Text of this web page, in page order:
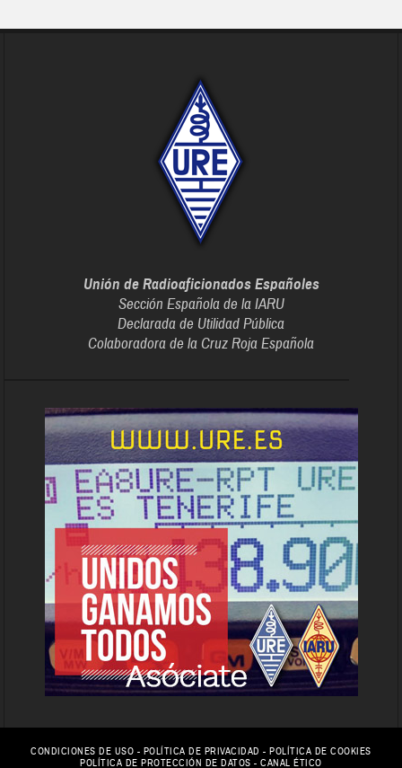
Unión de Radioaficionados Españoles
Sección Española de la IARU
Declarada de Utilidad Pública
Colaboradora de la Cruz Roja Española
CONDICIONES DE USO - POLÍTICA DE PRIVACIDAD -POLÍTICA DE COOKIES
POLÍTICA DE PROTECCIÓN DE DATOS -CANAL ÉTICO